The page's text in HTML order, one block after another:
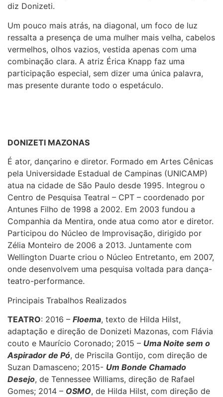
diz Donizeti.
Um pouco mais atrás, na diagonal, um foco de luz
ressalta a presença de uma mulher mais velha, cabelos
vermelhos, olhos vazios, vestida apenas com uma
combinação clara. A atriz Érica Knapp faz uma
participação especial, sem dizer uma única palavra,
mas presente durante todo o espetáculo.
DONIZETI MAZONAS
É ator, dançarino e diretor. Formado em Artes Cênicas
pela Universidade Estadual de Campinas (UNICAMP)
atua na cidade de São Paulo desde 1995. Integrou o
Centro de Pesquisa Teatral – CPT – coordenado por
Antunes Filho de 1998 a 2002. Em 2003 fundou a
Companhia da Mentira, onde atua como ator e diretor.
Participou do Núcleo de Improvisação, dirigido por
Zélia Monteiro de 2006 a 2013. Juntamente com
Wellington Duarte criou o Núcleo Entretanto, em 2007,
onde desenvolvem uma pesquisa voltada para dança-
teatro-performance.
Principais Trabalhos Realizados
TEATRO: 2016 – Floema, texto de Hilda Hilst,
adaptação e direção de Donizeti Mazonas, com Flávia
couto e Maurício Coronado; 2015 – Uma Noite sem o
Aspirador de Pó, de Priscila Gontijo, com direção de
Suzan Damasceno; 2015- Um Bonde Chamado
Desejo, de Tennessee Williams, direção de Rafael
Gomes; 2014 – OSMO, de Hilda Hilst, com direção de